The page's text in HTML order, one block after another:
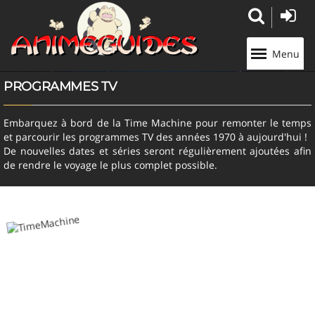
Menu
PROGRAMMES TV
Embarquez à bord de la Time Machine pour remonter le temps
et parcourir les programmes TV des années 1970 à aujourd'hui !
De nouvelles dates et séries seront régulièrement ajoutées afin
de rendre le voyage le plus complet possible.
Panneau de gestion des cookies